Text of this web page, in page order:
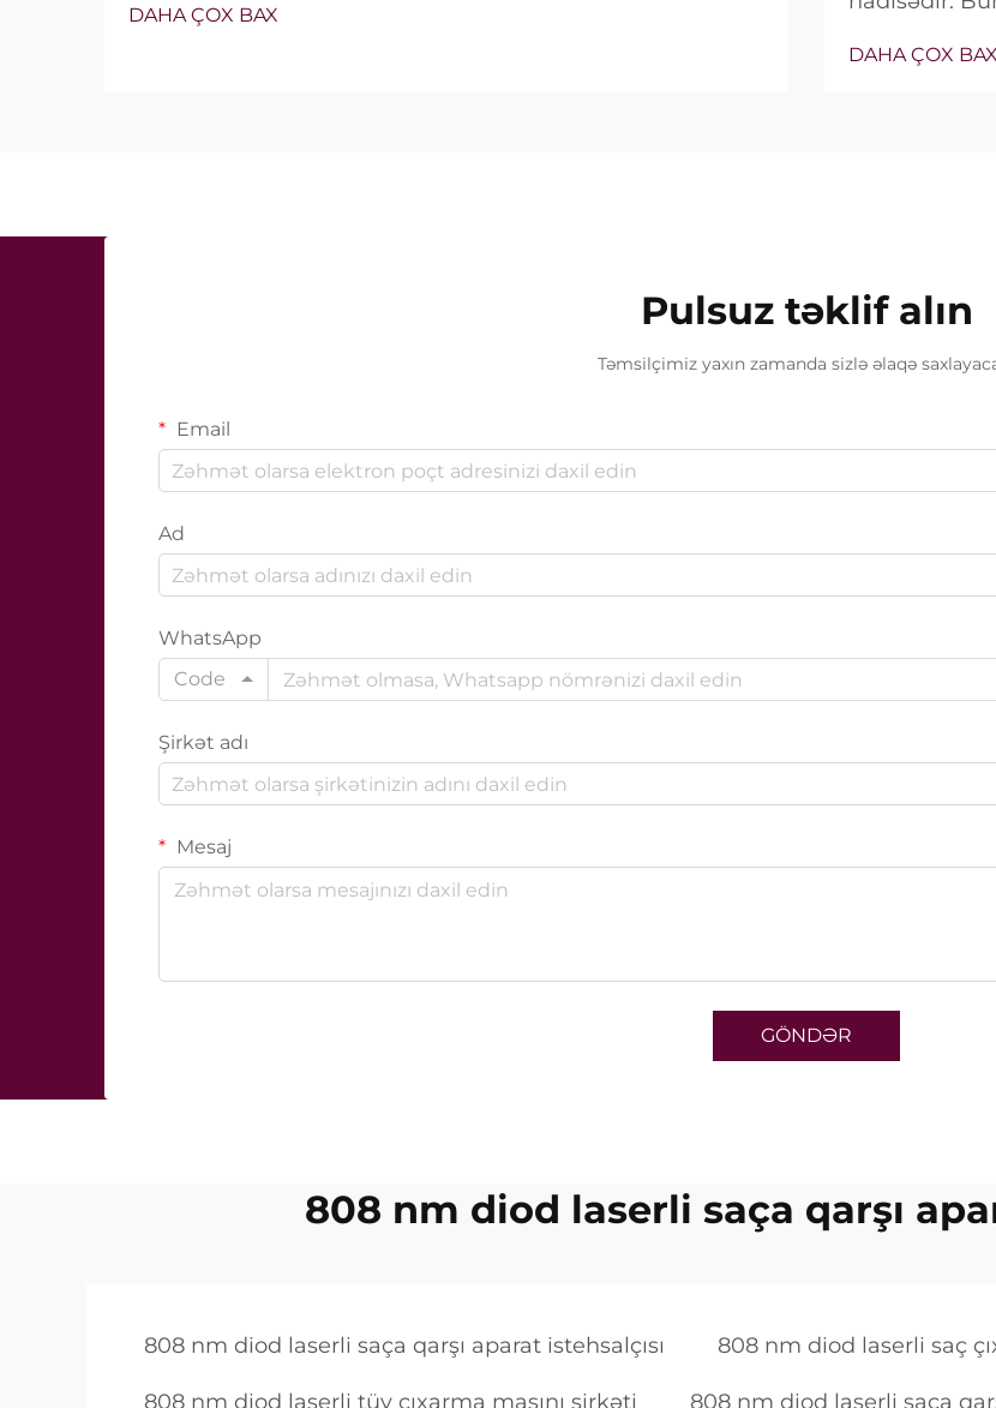
xüsusiyyətlərin mövcud olub-olmaması deyil, onların klinik
DAHA ÇOX BAX
real vəziyyət
DAHA ÇOX BAX
Pulsuz təklif alın
Təmsilçimiz yaxın zamanda sizlə əlaqə
Email
Ad
WhatsApp
Code
Şirkət adı
Mesaj
GÖNDƏR
808 nm diod laserli saça qarşı
808 nm diod laserli saça qarşı aparat istehsalçısı 808 nm diod laserli saç
808 nm diod laserli tüy çıxarma maşını şirkəti 808 nm diod laserli saça